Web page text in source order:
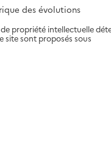
des évolutions
propriété intellectuelle
site sont proposés sous